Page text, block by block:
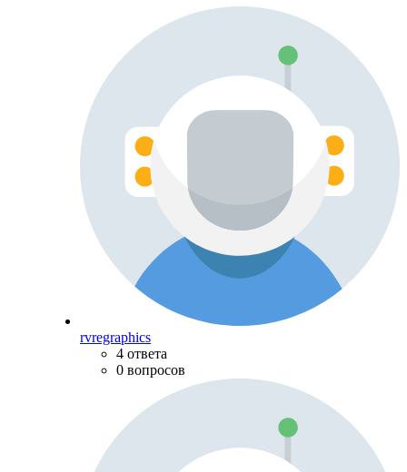
rvregraphics
4 ответа
0 вопросов